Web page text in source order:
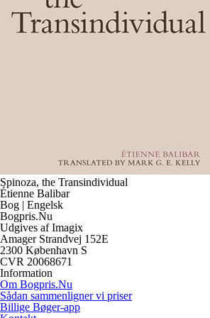
Spinoza, the Transindividual
Étienne Balibar
Bog | Engelsk
Bogpris.Nu
Udgives af Imagix
Amager Strandvej 152E
2300 København S
CVR 20068671
Information
Om Bogpris.Nu
Sådan sammenligner vi priser
Billige Bøger-app